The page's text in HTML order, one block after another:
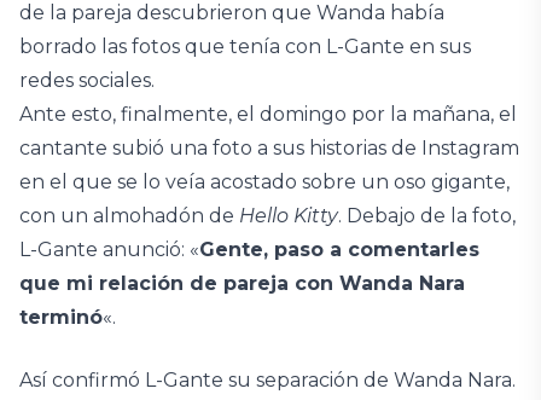
de la pareja descubrieron que Wanda había
borrado las fotos que tenía con L-Gante en sus
redes sociales.
Ante esto, finalmente, el domingo por la mañana, el
cantante subió una foto a sus historias de Instagram
en el que se lo veía acostado sobre un oso gigante,
con un almohadón de Hello Kitty. Debajo de la foto,
L-Gante anunció: «Gente, paso a comentarles
que mi relación de pareja con Wanda Nara
terminó«.
Así confirmó L-Gante su separación de Wanda Nara.